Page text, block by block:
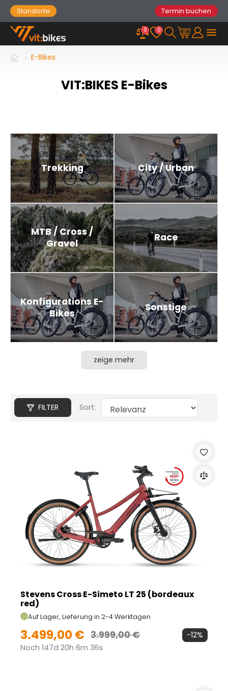
Standorte Termin buchen
0 0
E-Bikes
VIT:BIKES E-Bikes
Trekking City / Urban
MTB / Cross /
Gravel
Race
Konfigurations E-
Bikes
Sonstige
zeige mehr
FILTER Sort:
Stevens Cross E-Simeto LT 25 (bordeaux
red)
Auf Lager, Lieferung in 2-4 Werktagen
3.499,00 € 3.999,00 €
-12%
Noch 147d 20h 6m 35s